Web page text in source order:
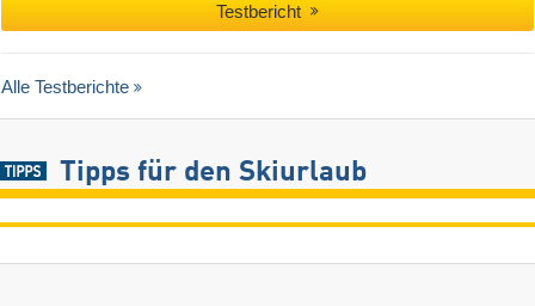
Testbericht
Alle Testberichte
Tipps für den Skiurlaub